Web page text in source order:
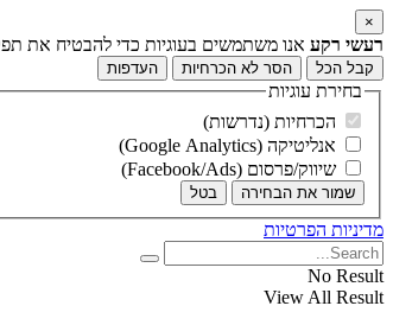
×
רעשי רקע אנו משתמשים בעוגיות כדי להבטיח את
קבל הכל הסר לא הכרחיות העדפות
בחירת עוגיות
הכרחיות (נדרשות)
אנליטיקה (Google Analytics)
שיווק/פרסום (Facebook/Ads)
שמור את הבחירה בטל
מדיניות הפרטיות
No Result
View All Result